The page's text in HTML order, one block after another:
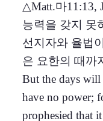
△Matt.마11:13,
능력을 갖지 못
선지자와 율법
은 요한의 때까
But the days will
have no power;
prophesied that